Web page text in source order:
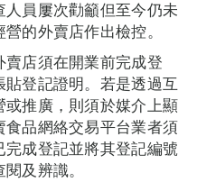
員屢次勸籲但至今仍未
的外賣店作出檢控。
店須在開業前完成登
登記證明。若是透過互
推廣，則須於媒介上顯
品網絡交易平台業者須
成登記並將其登記編號
及辨識。